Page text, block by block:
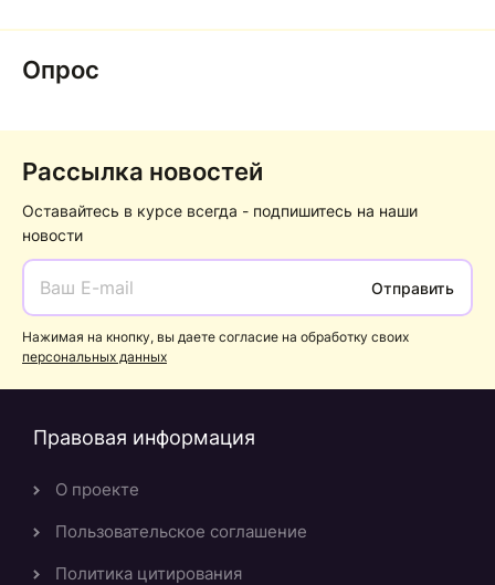
Опрос
Рассылка новостей
Оставайтесь в курсе всегда - подпишитесь на наши
новости
Отправить
Нажимая на кнопку, вы даете согласие на обработку своих
персональных данных
Правовая информация
О проекте
Пользовательское соглашение
Политика цитирования